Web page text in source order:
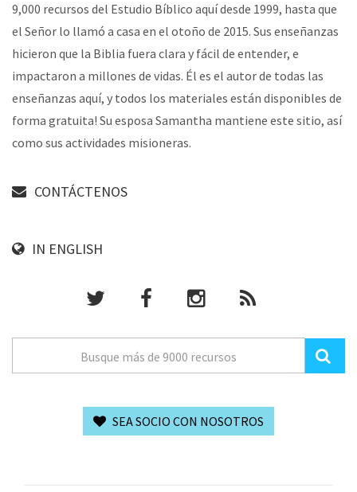
9,000 recursos del Estudio Bíblico aquí desde 1999, hasta que
el Señor lo llamó a casa en el otoño de 2015. Sus enseñanzas
hicieron que la Biblia fuera clara y fácil de entender, e
impactaron a millones de vidas. Él es el autor de todas las
enseñanzas aquí, y todos los materiales están disponibles de
forma gratuita! Su esposa Samantha mantiene este sitio, así
como sus actividades misioneras.
CONTÁCTENOS
IN ENGLISH
SEA SOCIO CON NOSOTROS